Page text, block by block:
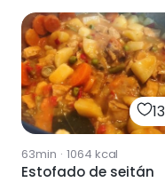
63min · 1064 kcal
Estofado de seitán